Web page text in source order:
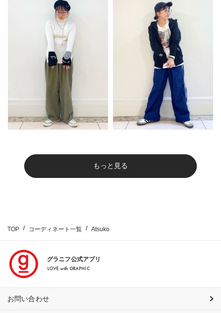
もっと見る
TOP コーディネート一覧 Atsuko
グラニフ公式アプリ
LOVE with GRAPHIC
お問い合わせ